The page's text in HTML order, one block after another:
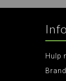
Hulp